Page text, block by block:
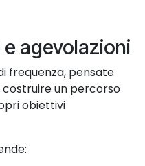
agevolazioni
frequenza, pensate
un percorso
obiettivi